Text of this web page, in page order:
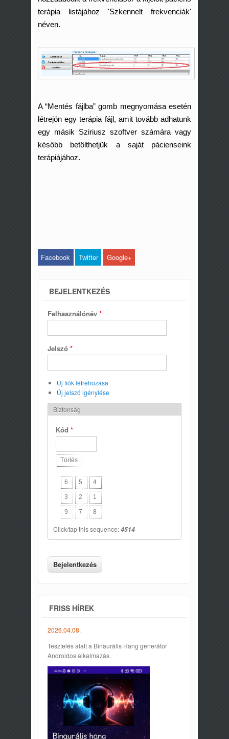
terápia listájához 'Szkennelt frekvenciák'
néven.
A “Mentés fájlba” gomb megnyomása esetén
létrejön egy terápia fájl, amit tovább adhatunk
egy másik Sziriusz szoftver számára vagy
később betölthetjük a saját pácienseink
terápiájához.
Facebook Twitter Google+
BEJELENTKEZÉS
Felhasználónév *
Jelszó *
Új fiók létrehozása
Új jelszó igénylése
Biztonság
Kód *
Törlés
6 5 4
3 2 1
9 7 8
Click/tap this sequence:4514
FRISS HÍREK
2026.04.08.
Tesztelés alatt a Binaurális Hang generátor
Androidos alkalmazás.